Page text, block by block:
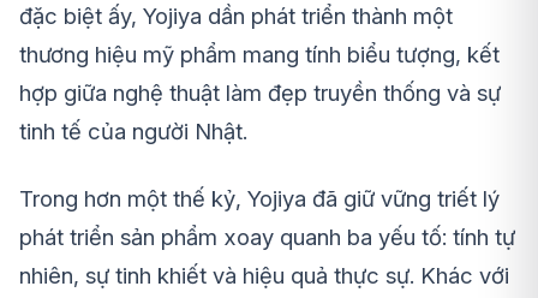
đặc biệt ấy, Yojiya dần phát triển thành một
thương hiệu mỹ phẩm mang tính biểu tượng, kết
hợp giữa nghệ thuật làm đẹp truyền thống và sự
tinh tế của người Nhật.
Trong hơn một thế kỷ, Yojiya đã giữ vững triết lý
phát triển sản phẩm xoay quanh ba yếu tố: tính tự
nhiên, sự tinh khiết và hiệu quả thực sự. Khác với